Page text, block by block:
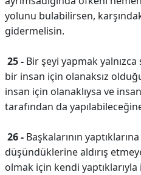
yolunu bulabilirsen,
gidermelisin.
25 - Bir şeyi yapmak
bir insan için olanaksız
insan için olanaklıysa ve
tarafından da
26 - Başkalarının
düşündüklerine aldırış
olmak için kendi